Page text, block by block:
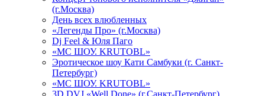
(г.Москва)
День всех влюбленных
«Легенды Про» (г.Москва)
Dj Feel & Юля Паго
«МС ШОУ. KRUTOBL»
Эротическое шоу Кати Самбуки (г. Санкт-
Петербург)
«МС ШОУ. KRUTOBL»
3D DVJ «Well Done» (г.Санкт-Петербург)